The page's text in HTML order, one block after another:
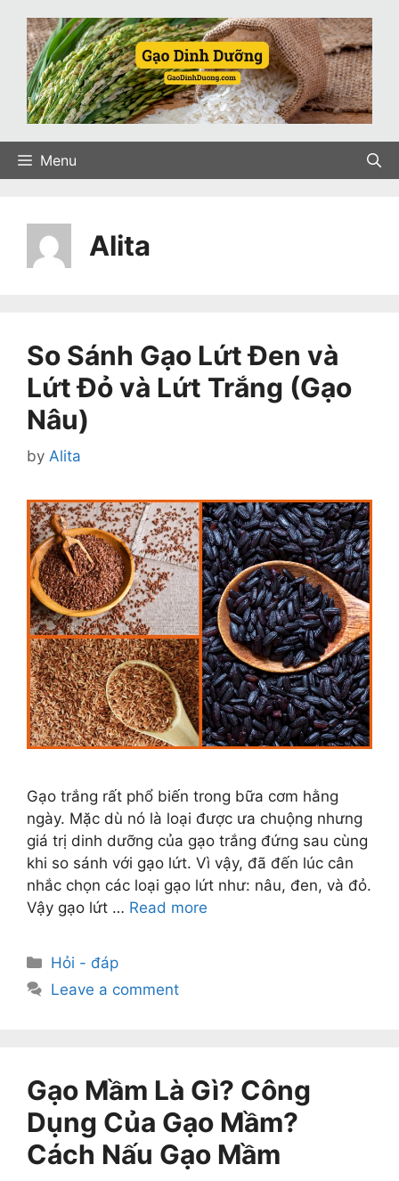
content
Menu
Alita
So Sánh Gạo Lứt Đen và
Lứt Đỏ và Lứt Trắng (Gạo
Nâu)
by Alita
Gạo trắng rất phổ biến trong bữa cơm hằng
ngày. Mặc dù nó là loại được ưa chuộng nhưng
giá trị dinh dưỡng của gạo trắng đứng sau cùng
khi so sánh với gạo lứt. Vì vậy, đã đến lúc cân
nhắc chọn các loại gạo lứt như: nâu, đen, và đỏ.
Vậy gạo lứt … Read more
Categories
Hỏi - đáp
Leave a comment
Gạo Mầm Là Gì? Công
Dụng Của Gạo Mầm?
Cách Nấu Gạo Mầm